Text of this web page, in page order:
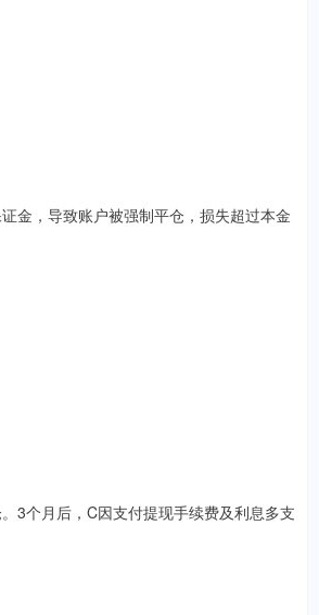
金，导致账户被强制平仓，损失超过本金
3个月后，C因支付提现手续费及利息多支